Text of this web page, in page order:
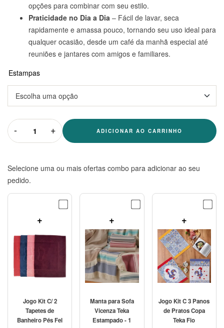
opções para combinar com seu estilo.
Praticidade no Dia a Dia – Fácil de lavar, seca
rapidamente e amassa pouco, tornando seu uso ideal para
qualquer ocasião, desde um café da manhã especial até
reuniões e jantares com amigos e familiares.
Estampas
- + ADICIONAR AO CARRINHO
Selecione uma ou mais ofertas combo para adicionar ao seu
pedido.
+
Jogo Kit C/ 2
Tapetes de
Banheiro Pés Fel
+
Manta para Sofa
Vicenza Teka
Estampado - 1
+
Jogo Kit C 3 Panos
de Pratos Copa
Teka Fio